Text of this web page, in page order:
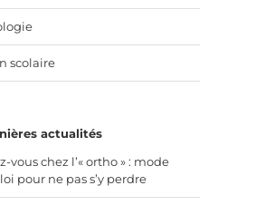
scolaire
actualités
vous chez l’« ortho » : mode
pour ne pas s’y perdre